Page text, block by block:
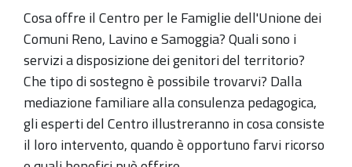
13T19:00:00+02:00
Sabato
in
Villa:
té
conferenza
il
Cosa offre il Centro per le Famiglie dell'Unione dei
Comuni Reno, Lavino e Samoggia? Quali sono i
servizi a disposizione dei genitori del territorio?
Che tipo di sostegno è possibile trovarvi? Dalla
mediazione familiare alla consulenza pedagogica,
gli esperti del Centro illustreranno in cosa consiste
il loro intervento, quando è opportuno farvi ricorso